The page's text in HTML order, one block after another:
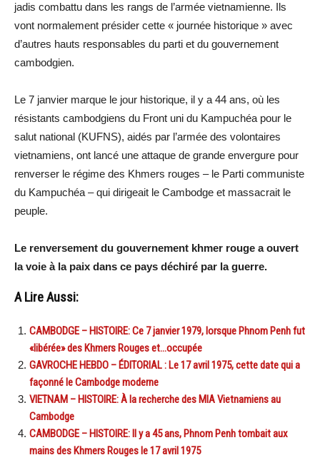
jadis combattu dans les rangs de l’armée vietnamienne. Ils
vont normalement présider cette « journée historique » avec
d’autres hauts responsables du parti et du gouvernement
cambodgien.
Le 7 janvier marque le jour historique, il y a 44 ans, où les
résistants cambodgiens du Front uni du Kampuchéa pour le
salut national (KUFNS), aidés par l’armée des volontaires
vietnamiens, ont lancé une attaque de grande envergure pour
renverser le régime des Khmers rouges – le Parti communiste
du Kampuchéa – qui dirigeait le Cambodge et massacrait le
peuple.
Le renversement du gouvernement khmer rouge a ouvert
la voie à la paix dans ce pays déchiré par la guerre.
A Lire Aussi:
CAMBODGE – HISTOIRE: Ce 7 janvier 1979, lorsque Phnom Penh fut
«libérée» des Khmers Rouges et…occupée
GAVROCHE HEBDO – ÉDITORIAL : Le 17 avril 1975, cette date qui a
façonné le Cambodge moderne
VIETNAM – HISTOIRE: À la recherche des MIA Vietnamiens au
Cambodge
CAMBODGE – HISTOIRE: Il y a 45 ans, Phnom Penh tombait aux
mains des Khmers Rouges le 17 avril 1975